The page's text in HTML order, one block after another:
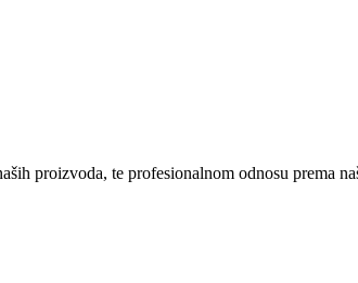
proizvoda, te profesionalnom odnosu prema